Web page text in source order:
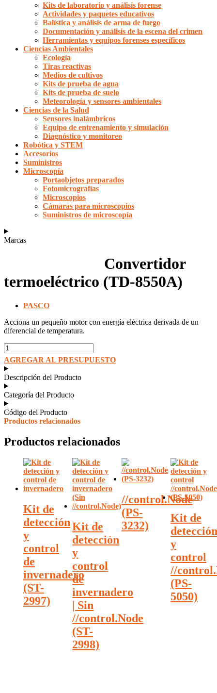
Kits de laboratorio y análisis forense
Actividades y paquetes educativos
Balística y análisis de arma de fuego
Documentación y análisis de la escena del crimen
Herramientas y equipos forenses específicos
Ciencias Ambientales
Ecología
Tiras reactivas
Medios de cultivos
Kits de prueba de agua
Kits de prueba de suelo
Meteorología y sensores ambientales
Ciencias de la Salud
Sensores inalámbricos
Equipo de entrenamiento y simulación
Diagnóstico y monitoreo
Robótica y STEM
Accesorios
Suministros
Microscopía
Portaobjetos preparados
Fotomicrografías
Microscopios
Cámaras para microscopios
Suministros de microscopía
Marcas
Convertidor
termoeléctrico (TD-8550A)
PASCO
Acciona un pequeño motor con energía eléctrica derivada de un
diferencial de temperatura.
Convertidor
termoeléctrico
(TD-
8550A)
cantidad
AGREGAR AL PRESUPUESTO
Descripción del Producto
Categoría del Producto
Código del Producto
Productos relacionados
Productos relacionados
Kit de
detección
y
control
de
invernadero
(ST-
2997)
Kit de
detección
y
control
de
invernadero
| Sin
//control.Node
(ST-
2998)
//control.Node
(PS-
3232)
Kit de
detección
y
control
//
(PS-
5050)